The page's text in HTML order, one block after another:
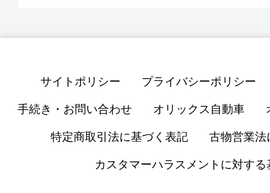
サイトポリシー プライバシーポリシー
手続き・お問い合わせ オリックス自動車
特定商取引法に基づく表記 古物営業法
カスタマーハラスメントに対する